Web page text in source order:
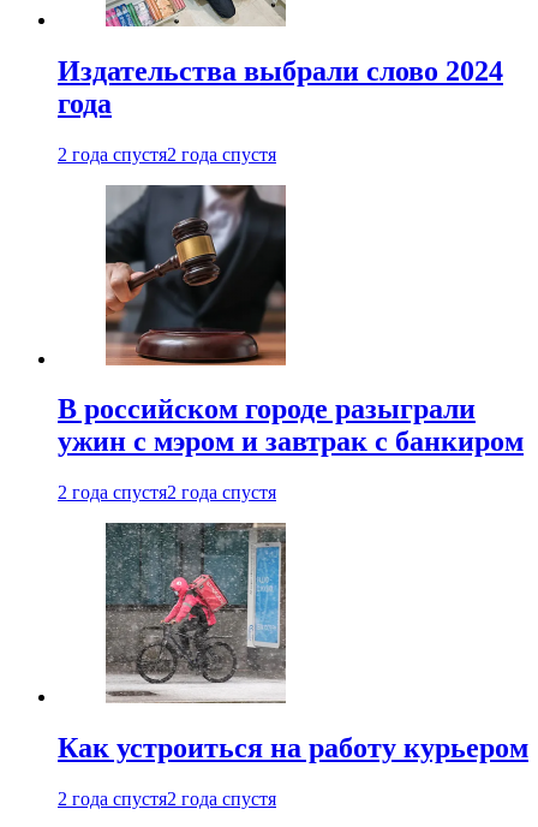
Издательства выбрали слово 2024
года
2 года спустя2 года спустя
В российском городе разыграли
ужин с мэром и завтрак с банкиром
2 года спустя2 года спустя
Как устроиться на работу курьером
2 года спустя2 года спустя